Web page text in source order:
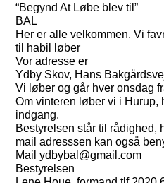
“Begynd At Løbe blev til”
BAL
Her er alle velkommen. Vi
til habil løber
Vor adresse er
Ydby Skov, Hans
Vi løber og går hver onsdag
Om vinteren løber vi i
indgang.
Bestyrelsen står til rådighed,
mail adresssen kan også
Mail ydbybal@gmail.com
Bestyrelsen